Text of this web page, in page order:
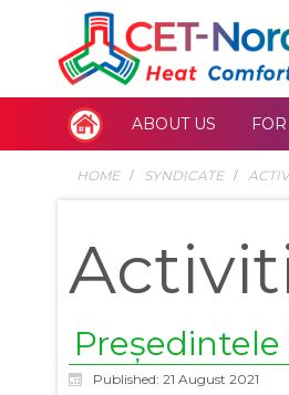
ABOUT US
HOME SYNDICATE
Published: 21 August 2021